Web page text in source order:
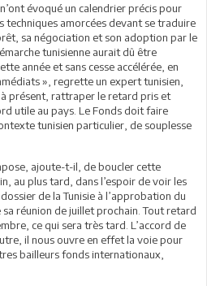
évoqué un calendrier précis pour
techniques amorcées devant se traduire
sa négociation et son adoption par le
tunisienne aurait dû être
année et sans cesse accélérée, en
», regrette un expert tunisien,
présent, rattraper le retard pris et
utile au pays. Le Fonds doit faire
tunisien particulier, de souplesse
ajoute-t-il, de boucler cette
au plus tard, dans l’espoir de voir les
de la Tunisie à l’approbation du
réunion de juillet prochain. Tout retard
ce qui sera très tard. L’accord de
il nous ouvre en effet la voie pour
bailleurs fonds internationaux,